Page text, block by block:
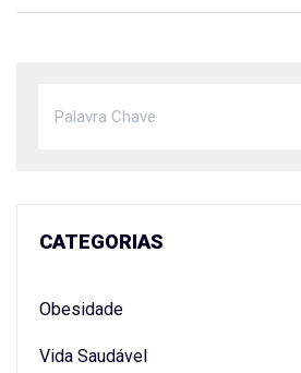
CATEGORIAS
Obesidade
Vida Saudável